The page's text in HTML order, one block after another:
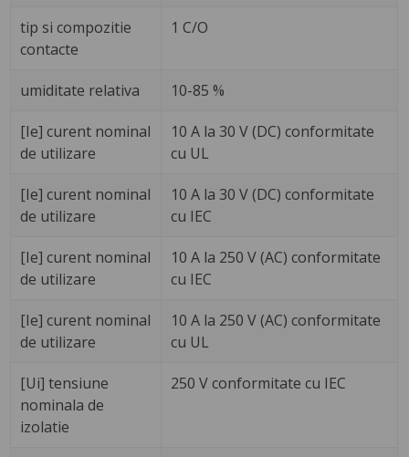
tip si compozitie
contacte
1 C/O
umiditate relativa 10-85 %
[Ie] curent nominal
de utilizare
10 A la 30 V (DC) conformitate
cu UL
[Ie] curent nominal
de utilizare
10 A la 30 V (DC) conformitate
cu IEC
[Ie] curent nominal
de utilizare
10 A la 250 V (AC) conformitate
cu IEC
[Ie] curent nominal
de utilizare
10 A la 250 V (AC) conformitate
cu UL
[Ui] tensiune
nominala de
izolatie
250 V conformitate cu IEC